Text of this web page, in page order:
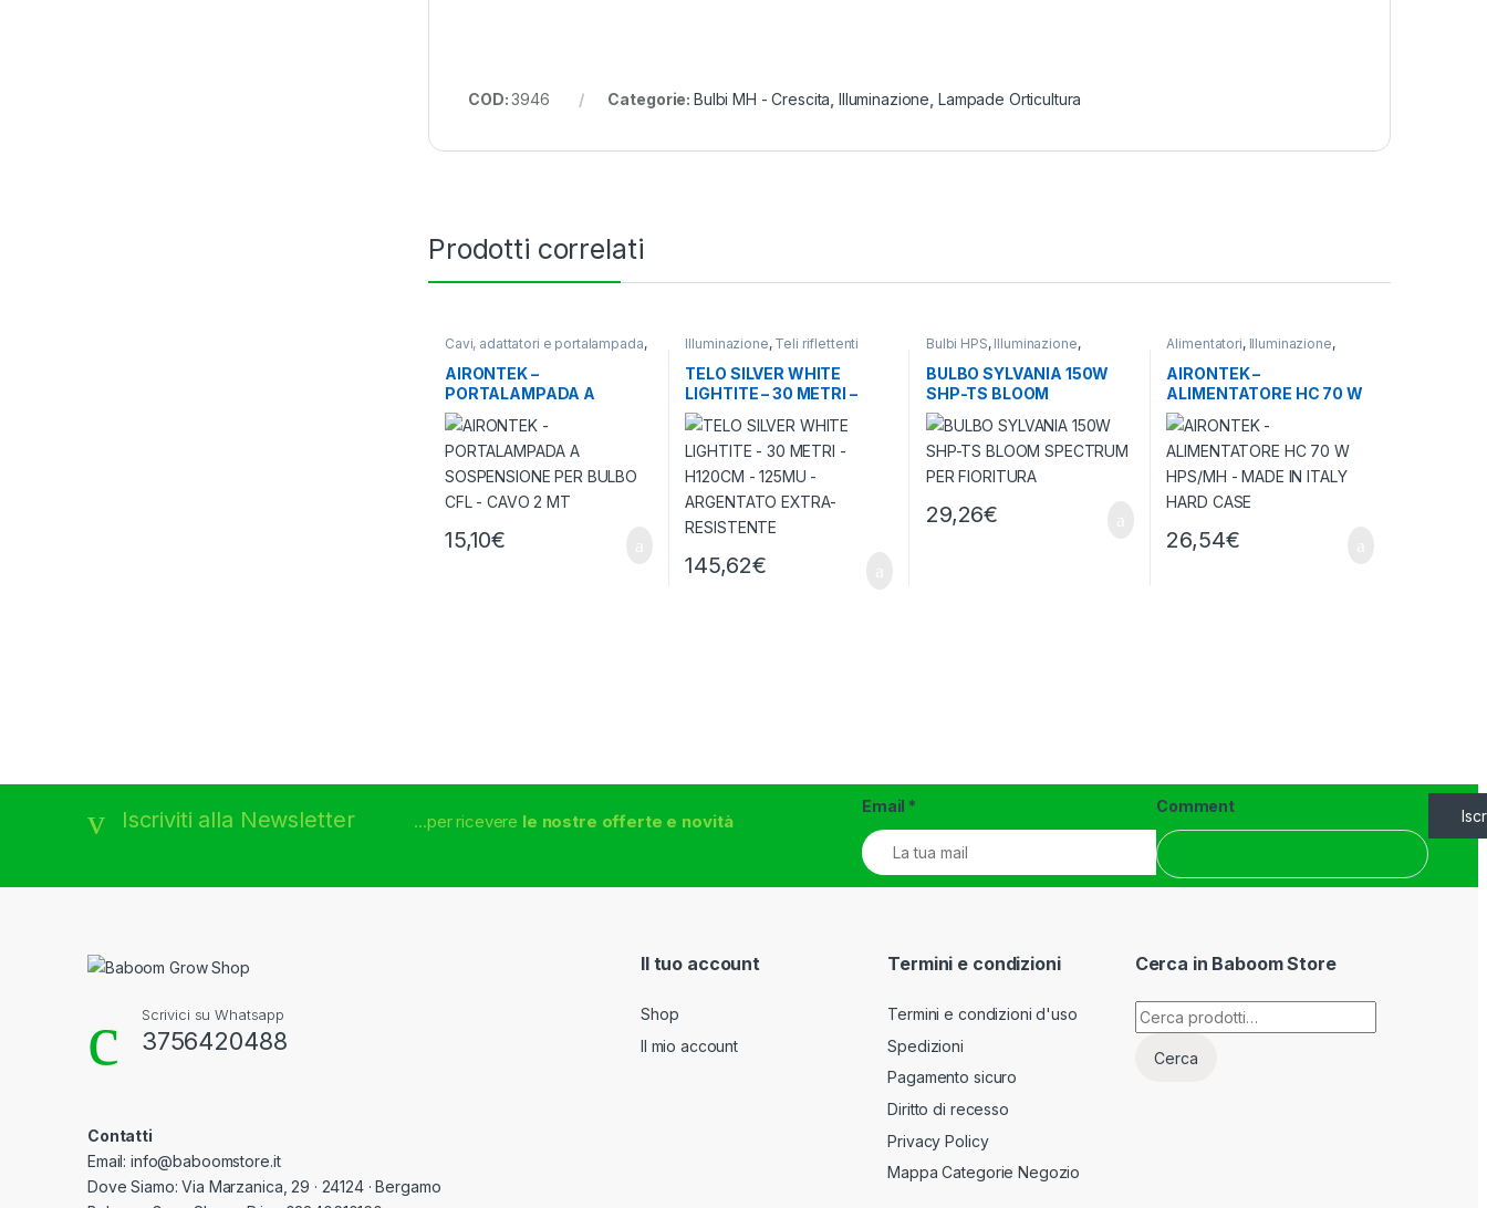
COD:3946 Categorie: Bulbi MH - Crescita ,Illuminazione Lampade Orticultura
Prodotti correlati
Cavi, adattatori e portalampada,
AIRONTEK –
PORTALAMPADA A
SOSPENSIONE PER BULBO
CFL – CAVO 2 MT
15,10€
Illuminazione, Teli riflettenti
TELO SILVER WHITE
LIGHTITE – 30 METRI –
H120CM – 125MU –
ARGENTATO EXTRA-
RESISTENTE
145,62€
Bulbi HPS, Illuminazione,
BULBO SYLVANIA 150W
SHP-TS BLOOM
SPECTRUM PER
FIORITURA
29,26€
Alimentatori, Illuminazione,
AIRONTEK –
ALIMENTATORE HC 70 W
HPS/MH – MADE IN ITALY
HARD CASE
26,54€
Iscriviti alla Newsletter ...per ricevere le nostre offerte e novità
Email * Comment
Scrivici su Whatsapp
3756420488
Contatti
Email: info@baboomstore.it
Dove Siamo: Via Marzanica, 29 · 24124 · Bergamo
Il tuo account
Shop
Il mio account
Termini e condizioni
Termini e condizioni d'uso
Spedizioni
Pagamento sicuro
Diritto di recesso
Privacy Policy
Mappa Categorie Negozio
Cerca in Baboom Store
Cerca:
Cerca